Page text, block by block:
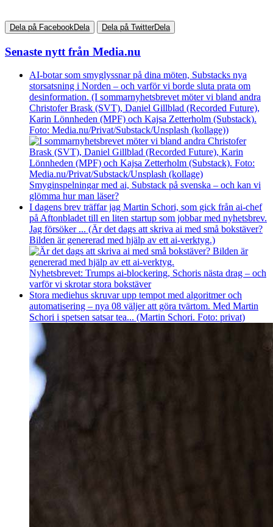
Dela på FacebookDela Dela på TwitterDela
Senaste nytt från Media.nu
AI-botar som smyglyssnar på dina möten, Substacks nya
storsatsning i Norden – och varför vi borde sluta prata om
desinformation. (I sommarnyhetsbrevet möter vi bland andra
Christofer Brask (SVT), Daniel Gillblad (Recorded Future),
Karin Lönnheden (MPF) och Kajsa Zetterholm (Substack).
Foto: Media.nu/Privat/Substack/Unsplash (kollage))
Smyginspelningar med ai, Substack på svenska – och kan vi
glömma hur man läser?
I dagens brev träffar jag Martin Schori, som gick från ai-chef
på Aftonbladet till en liten startup som jobbar med nyhetsbrev.
Jag försöker ... (Är det dags att skriva ai med små bokstäver?
Bilden är genererad med hjälp av ett ai-verktyg.)
Nyhetsbrevet: Trumps ai-blockering, Schoris nästa drag – och
varför vi skrotar stora bokstäver
Stora mediehus skruvar upp tempot med algoritmer och
automatisering – nya 08 väljer att göra tvärtom. Med Martin
Schori i spetsen satsar tea... (Martin Schori. Foto: privat)